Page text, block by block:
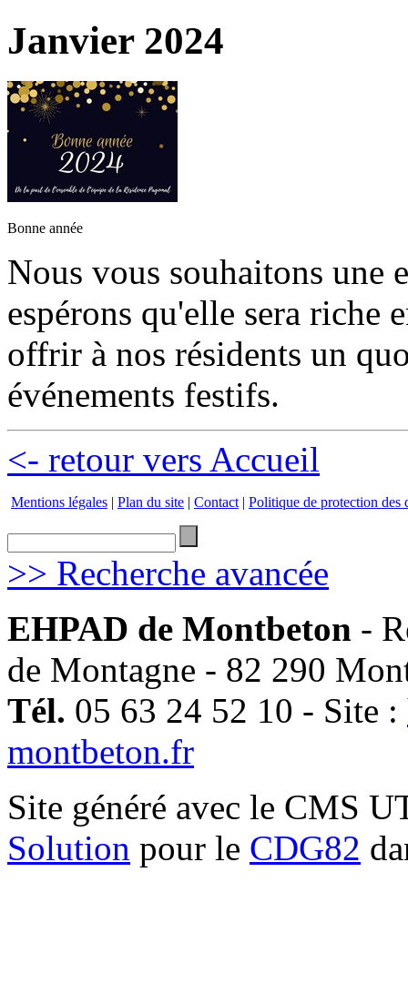
Janvier 2024
Bonne année
Nous vous souhaitons une
espérons qu'elle sera riche
offrir à nos résidents un
événements festifs.
<- retour vers Accueil
Mentions légales | Plan du site | Contact | Politique de protection des
>> Recherche avancée
EHPAD de Montbeton -
de Montagne - 82 290
Tél. 05 63 24 52 10 - Site :
montbeton.fr
Site généré avec le CMS
Solution pour le CDG82